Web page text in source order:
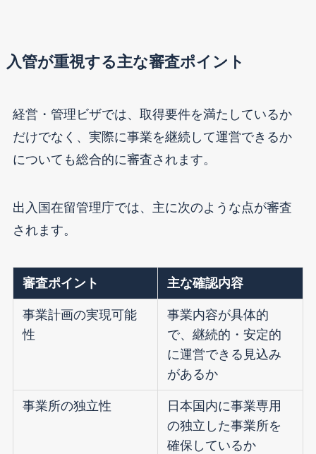
入管が重視する主な審査ポイント
経営・管理ビザでは、取得要件を満たしているか
だけでなく、実際に事業を継続して運営できるか
についても総合的に審査されます。
出入国在留管理庁では、主に次のような点が審査
されます。
審査ポイント 主な確認内容
事業計画の実現可能
性
事業内容が具体的
で、継続的・安定的
に運営できる見込み
があるか
事業所の独立性
日本国内に事業専用
の独立した事業所を
確保しているか